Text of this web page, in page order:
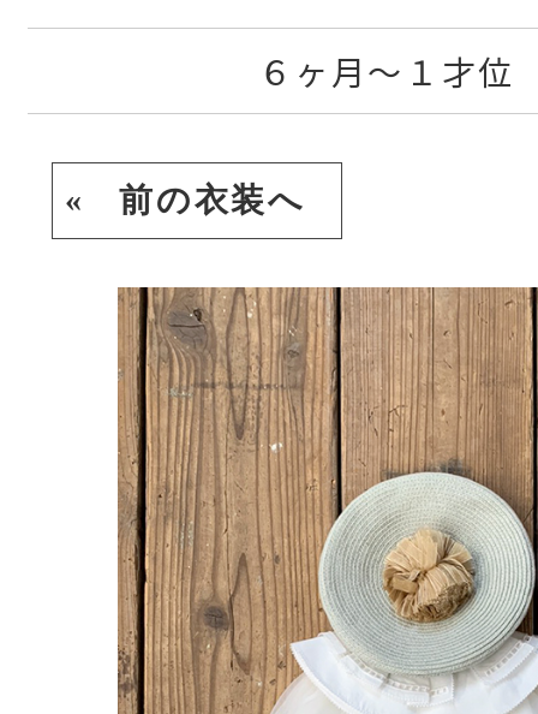
６ヶ月〜１才
« 前の衣装へ